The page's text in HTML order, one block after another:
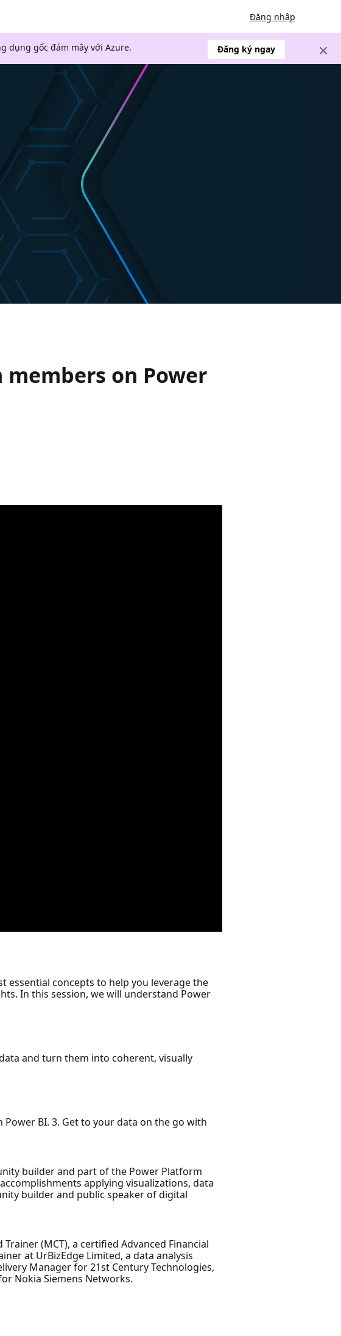
Đăng nhập
dụng gốc đám mây với Azure. Đăng ký ngay
on Power
essential concepts to help you leverage the
In this session, we will understand Power
and turn them into coherent, visually
BI. 3. Get to your data on the go with
builder and part of the Power Platform
applying visualizations, data
builder and public speaker of digital
(MCT), a certified Advanced Financial
at UrBizEdge Limited, a data analysis
Manager for 21st Century Technologies,
Nokia Siemens Networks.